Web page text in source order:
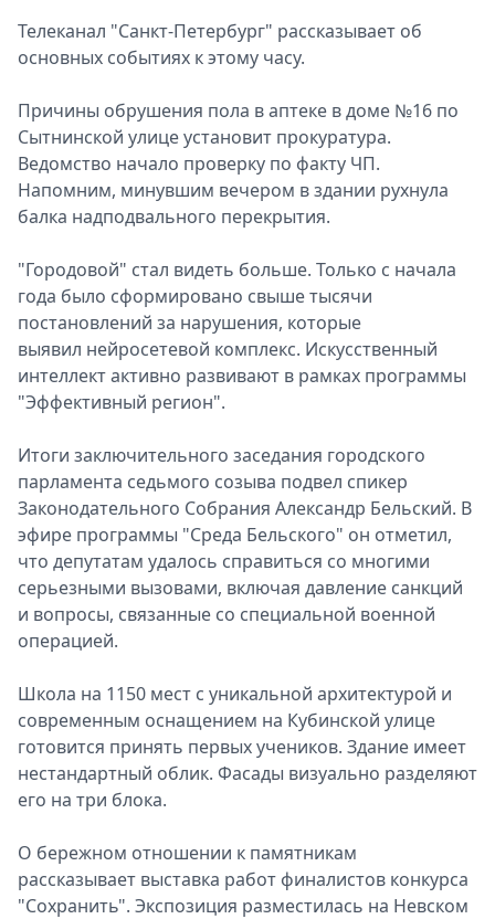
Спецпроекты
Звезды
2026
Скачай
Metro
Телеканал "Санкт-Петербург" рассказывает об
основных событиях к этому часу.
Причины обрушения пола в аптеке в доме №16 по
Сытнинской улице установит прокуратура.
Ведомство начало проверку по факту ЧП.
Напомним, минувшим вечером в здании рухнула
балка надподвального перекрытия.
"Городовой" стал видеть больше. Только с начала
года было сформировано свыше тысячи
постановлений за нарушения, которые
выявил нейросетевой комплекс. Искусственный
интеллект активно развивают в рамках программы
"Эффективный регион".
Итоги заключительного заседания городского
парламента седьмого созыва подвел спикер
Законодательного Собрания Александр Бельский. В
эфире программы "Среда Бельского" он отметил,
что депутатам удалось справиться со многими
серьезными вызовами, включая давление санкций
и вопросы, связанные со специальной военной
операцией.
Школа на 1150 мест с уникальной архитектурой и
современным оснащением на Кубинской улице
готовится принять первых учеников. Здание имеет
нестандартный облик. Фасады визуально разделяют
его на три блока.
О бережном отношении к памятникам
рассказывает выставка работ финалистов конкурса
"Сохранить". Экспозиция разместилась на Невском